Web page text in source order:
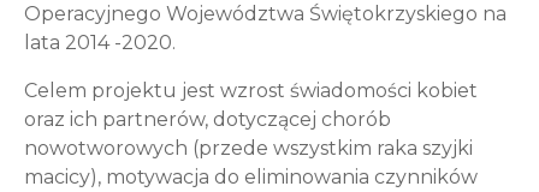
Operacyjnego Województwa Świętokrzyskiego na
lata 2014 -2020.
Celem projektu jest wzrost świadomości kobiet
oraz ich partnerów, dotyczącej chorób
nowotworowych (przede wszystkim raka szyjki
macicy), motywacja do eliminowania czynników